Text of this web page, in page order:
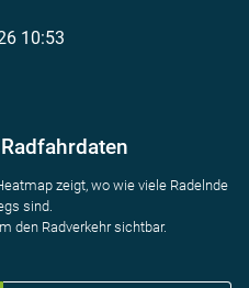
10:53
zeigt, wo wie viele Radelnde
sind.
den Radverkehr sichtbar.